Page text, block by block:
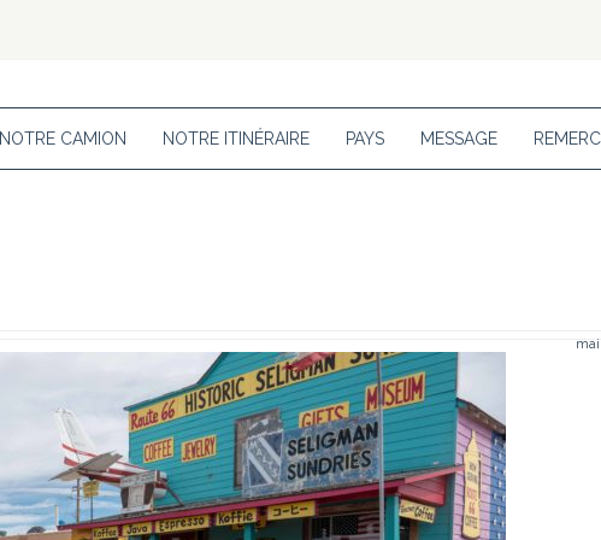
NOTRE CAMION NOTRE ITINÉRAIRE PAYS MESSAGE
mai